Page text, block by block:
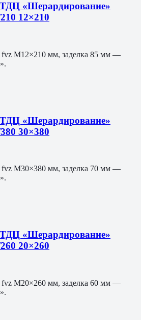
«Шерардирование»
12×210
M12×210 мм, заделка 85 мм —
«Шерардирование»
30×380
M30×380 мм, заделка 70 мм —
«Шерардирование»
20×260
M20×260 мм, заделка 60 мм —